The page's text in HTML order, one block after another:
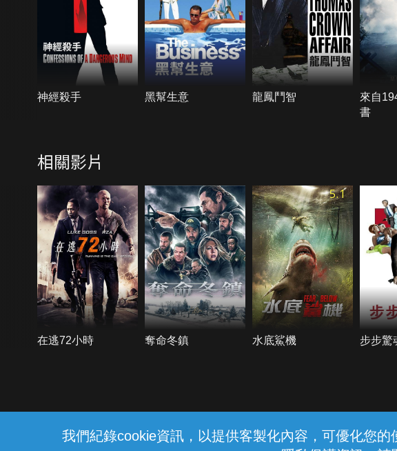
我們紀錄cookie資訊，以提供客製化內容，可優化您
神經殺手 黑幫生意 龍鳳鬥智
來自
書
相關影片
在逃72小時 奪命冬鎮
5.1
水底鯊機 步步驚